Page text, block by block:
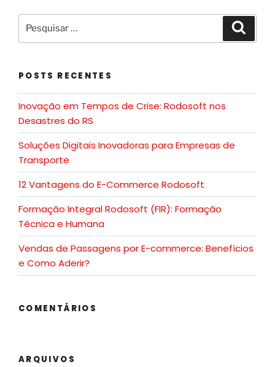
POSTS RECENTES
Inovação em Tempos de Crise: Rodosoft nos
Desastres do RS
Soluções Digitais Inovadoras para Empresas de
Transporte
12 Vantagens do E-Commerce Rodosoft
Formação Integral Rodosoft (FIR): Formação
Técnica e Humana
Vendas de Passagens por E-commerce: Benefícios
e Como Aderir?
COMENTÁRIOS
ARQUIVOS